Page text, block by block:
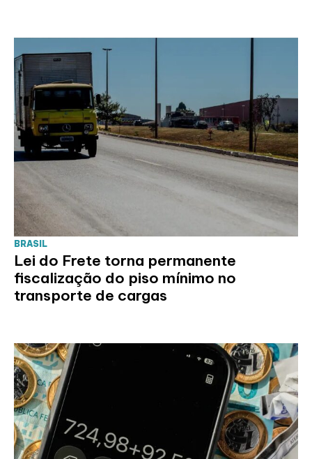
BRASIL
Lei do Frete torna permanente
fiscalização do piso mínimo no
transporte de cargas